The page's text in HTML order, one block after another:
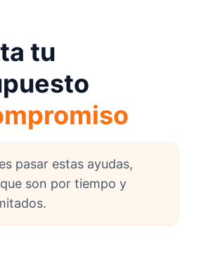
tu
pasar estas ayudas,
son por tiempo y